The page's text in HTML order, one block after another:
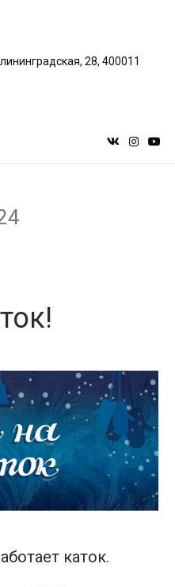
28, 400011
каток.